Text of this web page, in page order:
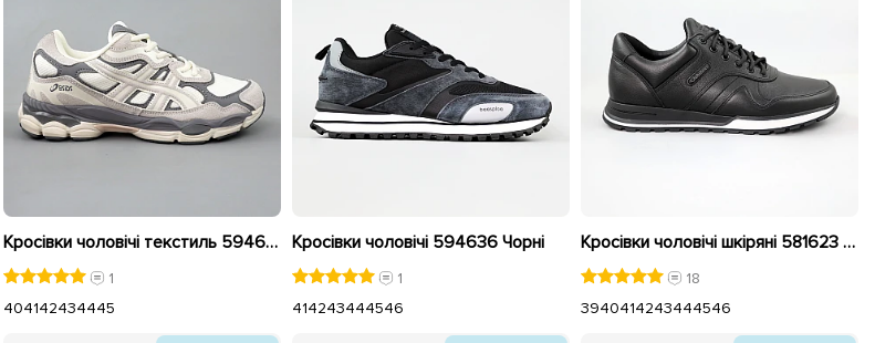
Кросівки чоловічі текстиль 594696 Бежеві
1
404142434445
Кросівки чоловічі 594636 Чорні
1
414243444546
Кросівки чоловічі шкіряні 581623 Чорні
18
3940414243444546